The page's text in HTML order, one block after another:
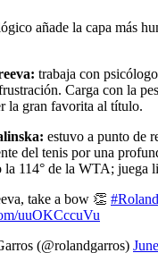
añade la capa más
trabaja con
Carga con la
la gran favorita al título.
estuvo a punto de
del tenis por una
la 114° de la WTA; juega
take a bow 👏
uuOKCccuVu
(@rolandgarros)